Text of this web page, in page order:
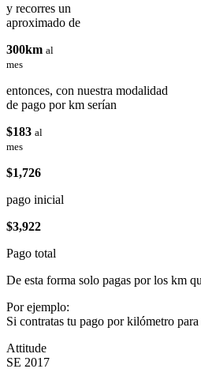
y recorres un
aproximado de
300km al
mes
entonces, con nuestra modalidad
de pago por km serían
$183 al
mes
$1,726
pago inicial
$3,922
Pago total
De esta forma solo pagas por los km
Por ejemplo:
Si contratas tu pago por kilómetro para
Attitude
SE 2017